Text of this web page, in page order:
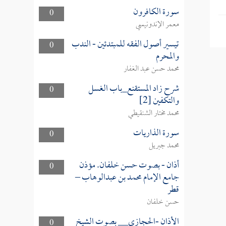
0 سورة الكافرون
معمر الإندونيسي
0
تيسير أصول الفقه للمبتدئين - الندب
والمحرم
محمد حسن عبد الغفار
0
شرح زاد المستقنع_باب الغسل
والتكفين [2]
محمد مختار الشنقيطي
0
سورة الذاريات
محمد جبريل
0
أذان - بصوت حسن خلفان. مؤذن
جامع الإمام محمد بن عبدالوهاب –
قطر
حسن خلفان